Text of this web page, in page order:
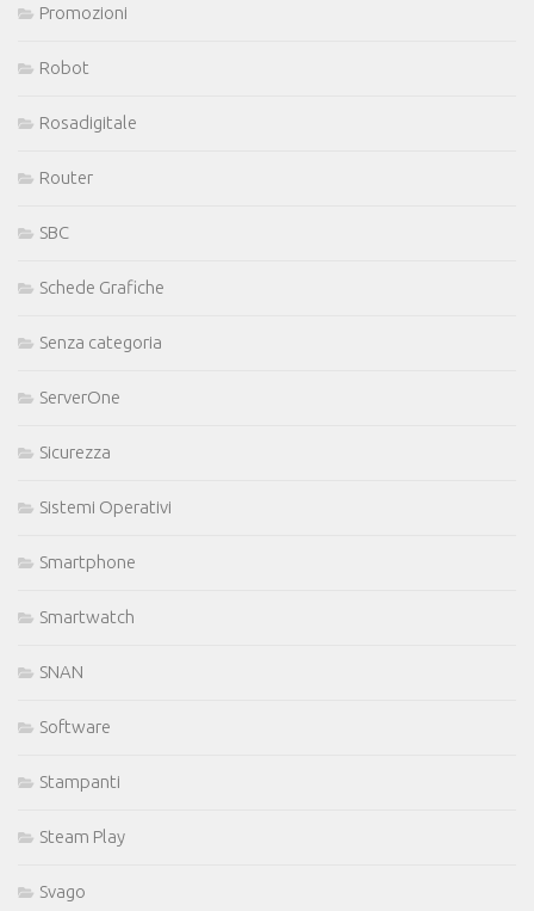
Promozioni
Robot
Rosadigitale
Router
SBC
Schede Grafiche
Senza categoria
ServerOne
Sicurezza
Sistemi Operativi
Smartphone
Smartwatch
SNAN
Software
Stampanti
Steam Play
Svago